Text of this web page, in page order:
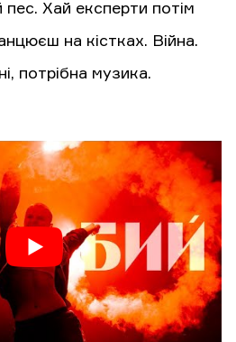
пес. Хай експерти потім
на кістках. Війна.
потрібна музика.